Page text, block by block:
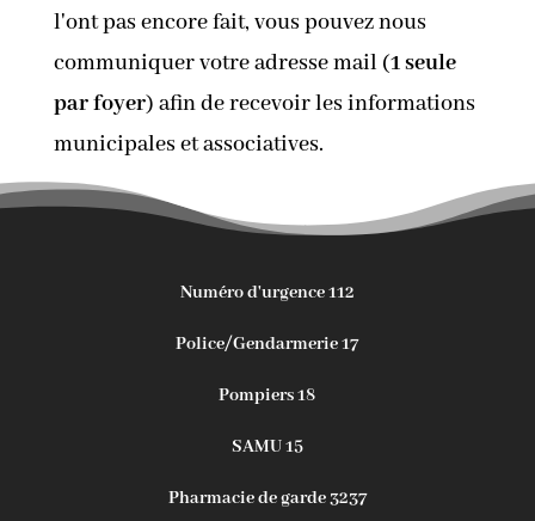
l'ont pas encore fait, vous pouvez nous
communiquer votre adresse mail (1 seule
par foyer) afin de recevoir les informations
municipales et associatives.
Numéro d'urgence 112
Police/Gendarmerie 17
Pompiers 18
SAMU 15
Pharmacie de garde 3237